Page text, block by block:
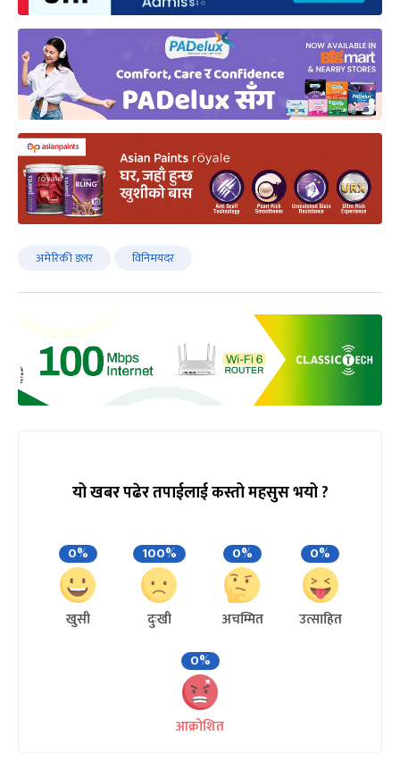
अमेरिकी डलर विनिमयदर
यो खबर पढेर तपाईलाई कस्तो महसुस भयो ?
0%
खुसी
100%
दुःखी
0%
अचम्मित
0%
उत्साहित
0%
आक्रोशित